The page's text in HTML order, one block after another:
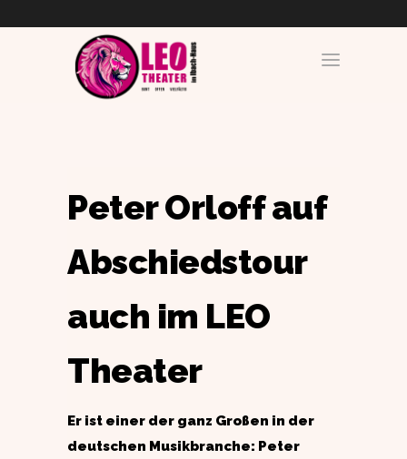
Peter Orloff auf
Abschiedstour
auch im LEO
Theater
Er ist einer der ganz Großen in der
deutschen Musikbranche: Peter